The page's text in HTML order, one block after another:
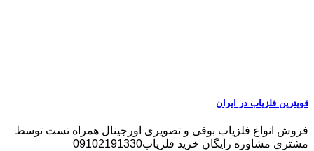
قویترین فلزیاب در ایران
فروش انواع فلزیاب بوقی و تصویری اورجینال همراه تست توسط
مشتری مشاوره رایگان خرید فلزیاب09102191330